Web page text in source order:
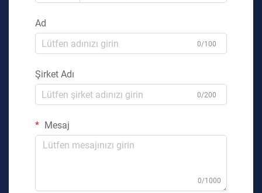
Ad
0/100
Şirket Adı
0/200
Mesaj
0/1000